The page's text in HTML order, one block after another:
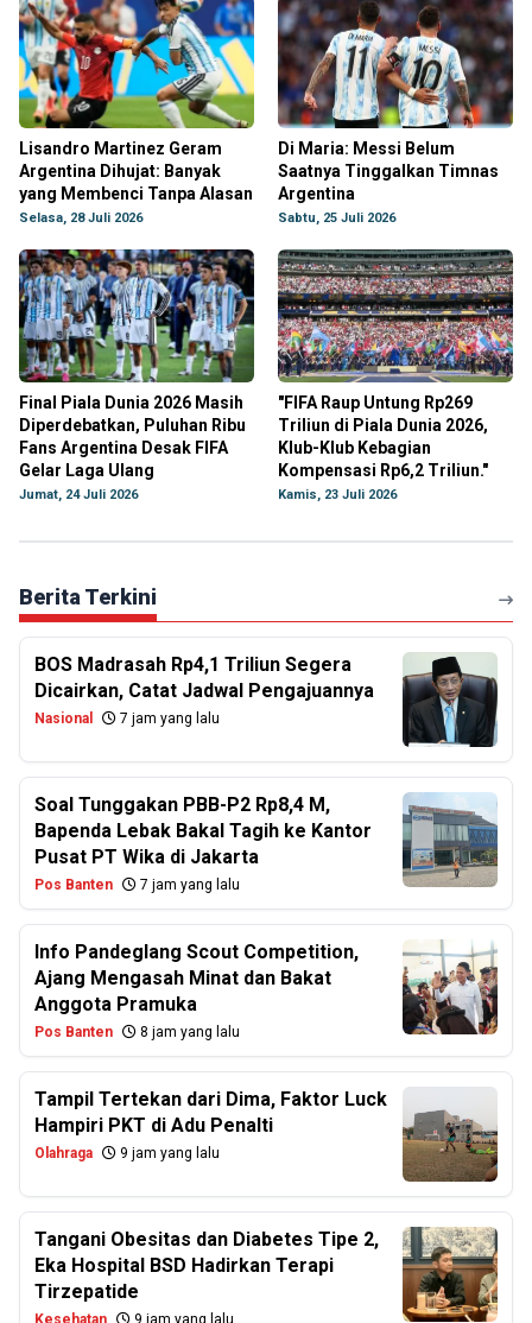
Lisandro Martinez Geram
Argentina Dihujat: Banyak
yang Membenci Tanpa Alasan
Selasa, 28 Juli 2026
Di Maria: Messi Belum
Saatnya Tinggalkan Timnas
Argentina
Sabtu, 25 Juli 2026
Final Piala Dunia 2026 Masih
Diperdebatkan, Puluhan Ribu
Fans Argentina Desak FIFA
Gelar Laga Ulang
Jumat, 24 Juli 2026
"FIFA Raup Untung Rp269
Triliun di Piala Dunia 2026,
Klub-Klub Kebagian
Kompensasi Rp6,2 Triliun."
Kamis, 23 Juli 2026
Berita Terkini
BOS Madrasah Rp4,1 Triliun Segera
Dicairkan, Catat Jadwal Pengajuannya
Nasional 7 jam yang lalu
Soal Tunggakan PBB-P2 Rp8,4 M,
Bapenda Lebak Bakal Tagih ke Kantor
Pusat PT Wika di Jakarta
Pos Banten 7 jam yang lalu
Info Pandeglang Scout Competition,
Ajang Mengasah Minat dan Bakat
Anggota Pramuka
Pos Banten 8 jam yang lalu
Tampil Tertekan dari Dima, Faktor Luck
Hampiri PKT di Adu Penalti
Olahraga 9 jam yang lalu
Tangani Obesitas dan Diabetes Tipe 2,
Eka Hospital BSD Hadirkan Terapi
Tirzepatide
Kesehatan 9 jam yang lalu